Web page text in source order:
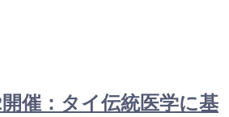
開催：タイ伝統医学に基